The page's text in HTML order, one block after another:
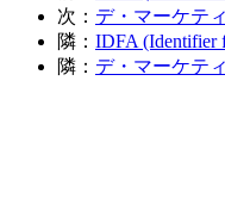
次： デ・マーケテ
隣： IDFA (Identifier
隣： デ・マーケテ